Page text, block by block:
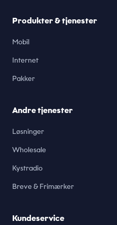
Produkter & tjenester
Mobil
Internet
Pakker
Andre tjenester
Løsninger
Wholesale
Kystradio
Breve & Frimærker
Kundeservice